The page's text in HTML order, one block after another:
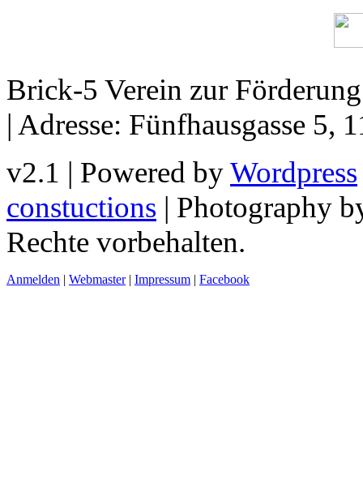
Brick-5 Verein zur
| Adresse: Fünfhausgasse 5,
v2.1 | Powered byWordpress
constuctions | Photography
Rechte vorbehalten.
Anmelden | Webmaster| Impressum | Facebook